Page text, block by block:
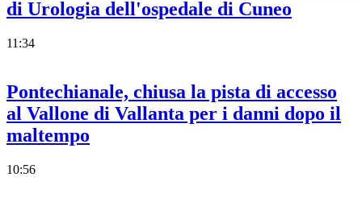
di Urologia dell'ospedale di Cuneo
11:34
Pontechianale, chiusa la pista di accesso
al Vallone di Vallanta per i danni dopo il
maltempo
10:56